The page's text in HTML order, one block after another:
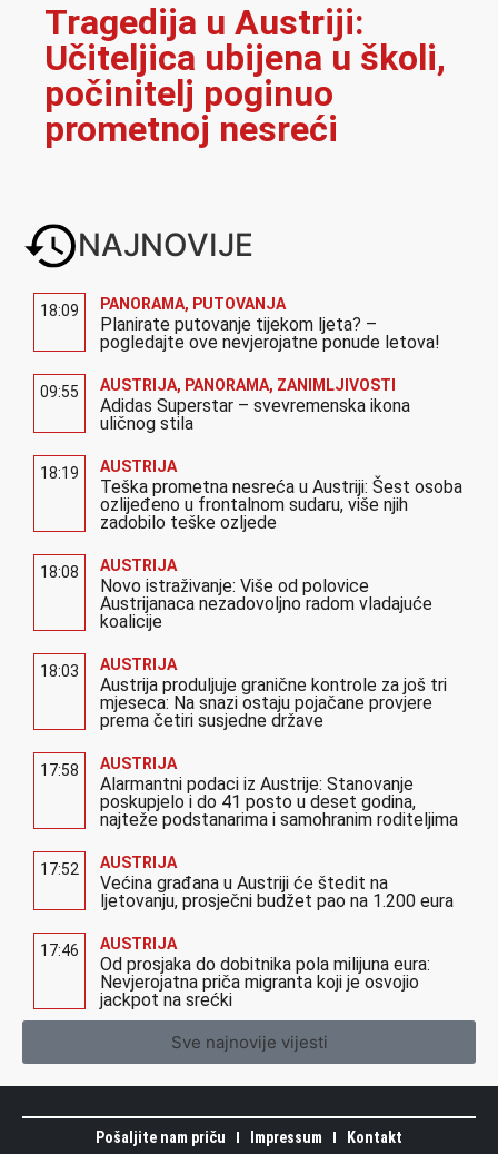
Tragedija u Austriji:
Učiteljica ubijena u školi,
počinitelj poginuo
prometnoj nesreći
NAJNOVIJE
18:09 PANORAMA, PUTOVANJA
Planirate putovanje tijekom ljeta? –
pogledajte ove nevjerojatne ponude letova!
09:55 AUSTRIJA, PANORAMA, ZANIMLJIVOSTI
Adidas Superstar – svevremenska ikona
uličnog stila
18:19 AUSTRIJA
Teška prometna nesreća u Austriji: Šest osoba
ozlijeđeno u frontalnom sudaru, više njih
zadobilo teške ozljede
18:08 AUSTRIJA
Novo istraživanje: Više od polovice
Austrijanaca nezadovoljno radom vladajuće
koalicije
18:03 AUSTRIJA
Austrija produljuje granične kontrole za još tri
mjeseca: Na snazi ostaju pojačane provjere
prema četiri susjedne države
17:58 AUSTRIJA
Alarmantni podaci iz Austrije: Stanovanje
poskupjelo i do 41 posto u deset godina,
najteže podstanarima i samohranim roditeljima
17:52 AUSTRIJA
Većina građana u Austriji će štedit na
ljetovanju, prosječni budžet pao na 1.200 eura
17:46 AUSTRIJA
Od prosjaka do dobitnika pola milijuna eura:
Nevjerojatna priča migranta koji je osvojio
jackpot na srećki
Sve najnovije vijesti
Pošaljite nam priču Impressum
Kontakt